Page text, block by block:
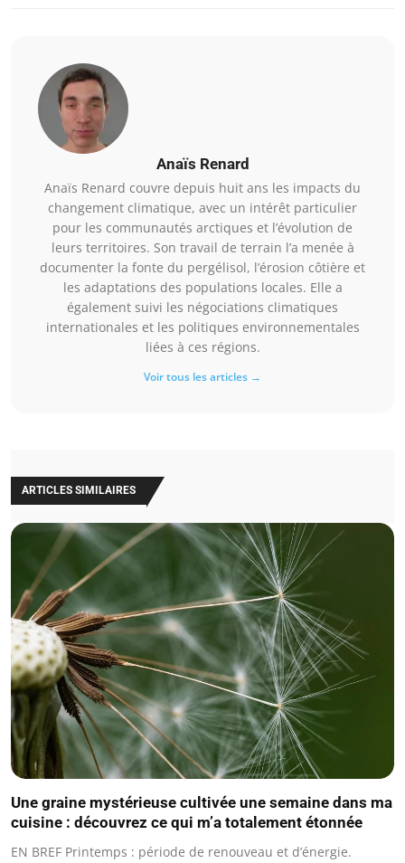
Anaïs Renard
Anaïs Renard couvre depuis huit ans les impacts du
changement climatique, avec un intérêt particulier
pour les communautés arctiques et l’évolution de
leurs territoires. Son travail de terrain l’a menée à
documenter la fonte du pergélisol, l’érosion côtière et
les adaptations des populations locales. Elle a
également suivi les négociations climatiques
internationales et les politiques environnementales
liées à ces régions.
Voir tous les articles →
ARTICLES SIMILAIRES
Une graine mystérieuse cultivée une semaine dans ma
cuisine : découvrez ce qui m’a totalement étonnée
EN BREF Printemps : période de renouveau et d’énergie.